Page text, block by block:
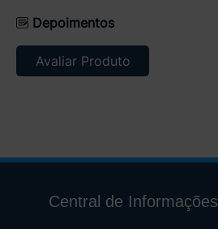
Depoimentos
Avaliar Produto
Central de Informações